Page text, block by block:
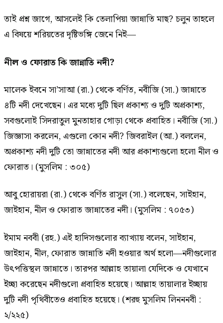
তাই প্রশ্ন জাগে, আসলেই কি তেলাপিয়া জান্নাতি মাছ? চলুন তাহলে
এ বিষয়ে শরিয়তের দৃষ্টিভঙ্গি জেনে নিই—
নীল ও ফোরাত কি জান্নাতি নদী?
মালেক ইবনে সা’সাআ (রা.) থেকে বর্ণিত, নবীজি (সা.) জান্নাতে
৪টি নদী দেখেছেন। এর মধ্যে দুটি ছিল প্রকাশ্য ও দুটি অপ্রকাশ্য,
সবগুলোই সিদরাতুল মুনতাহার গোড়া থেকে প্রবাহিত। নবীজি (সা.)
জিজ্ঞাসা করলেন, এগুলো কোন নদী? জিবরাইল (আ.) বললেন,
অপ্রকাশ্য নদী দুটি তো জান্নাতের নদী আর প্রকাশ্যগুলো হলো নীল ও
ফোরাত। (মুসলিম : ৩০৫)
আবু হোরায়রা (রা.) থেকে বর্ণিত রাসুল (সা.) বলেছেন, সাইহান,
জাইহান, নীল ও ফোরাত জান্নাতের নদী। (মুসলিম : ৭০৫৩)
ইমাম নববী (রহ.) এই হাদিসগুলোর ব্যাখ্যায় বলেন, সাইহান,
জাইহান, নীল, ফোরাত জান্নাতি নদী হওয়ার অর্থ হলো—নদীগুলোর
উৎপত্তিস্থল জান্নাতে। তারপর আল্লাহ তায়ালা যেদিকে ও যেখানে
ইচ্ছা করেছেন নদীগুলো প্রবাহিত হয়েছে। আল্লাহ তায়ালার ইচ্ছায়
দুটি নদী পৃথিবীতেও প্রবাহিত হয়েছে। (শরহু মুসলিম লিনননবী :
২/২২৫)